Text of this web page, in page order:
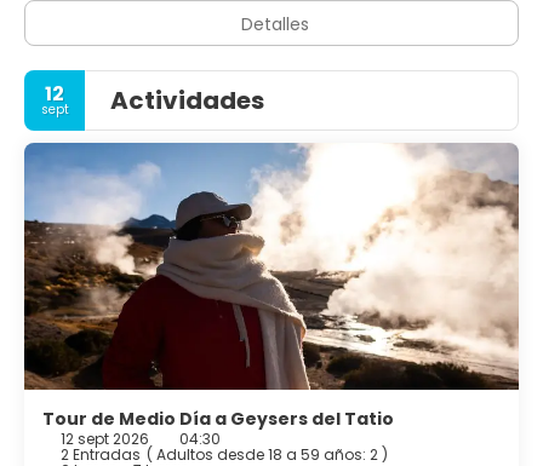
Detalles
12
sept Actividades
Tour de Medio Día a Geysers del Tatio
12 sept 2026 04:30
2 Entradas ( Adultos desde 18 a 59 años: 2 )